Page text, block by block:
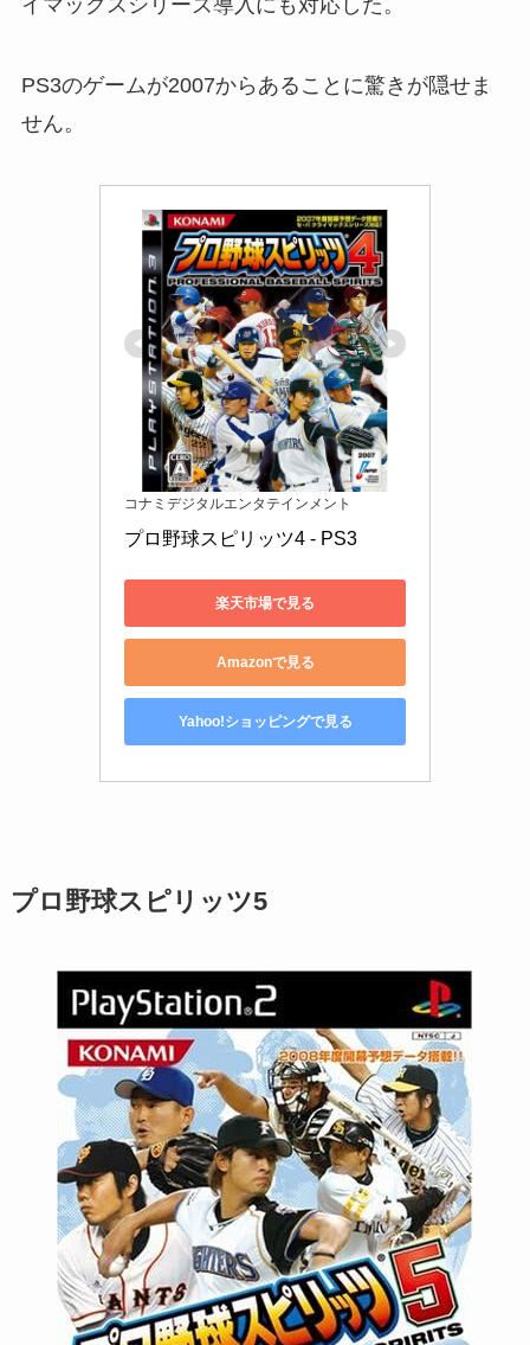
イマックスシリーズ導入にも対応した。
PS3のゲームが2007からあることに驚きが隠せま
せん。
コナミデジタルエンタテインメント
プロ野球スピリッツ4 - PS3
楽天市場で見る
Amazonで見る
Yahoo!ショッピングで見る
プロ野球スピリッツ5